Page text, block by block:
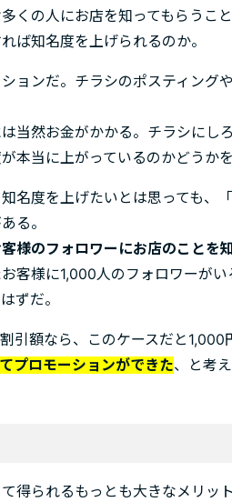
くの人にお店を知ってもらうこ
ば知名度を上げられるのか。
ョンだ。チラシのポスティング
当然お金がかかる。チラシにし
本当に上がっているのかどうかを
名度を上げたいとは思っても、
る。
様のフォロワーにお店のことを
客様に1,000人のフォロワーが
ずだ。
引額なら、このケースだと1,000
プロモーションができた、と考
得られるもっとも大きなメリッ